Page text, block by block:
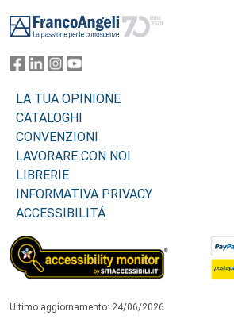
LA TUA OPINIONE
CATALOGHI
CONVENZIONI
LAVORARE CON NOI
LIBRERIE
INFORMATIVA PRIVACY
ACCESSIBILITÁ
Ultimo aggiornamento: 24/06/2026